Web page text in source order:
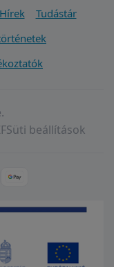
Hírek
Tudástár
Süti beállítások